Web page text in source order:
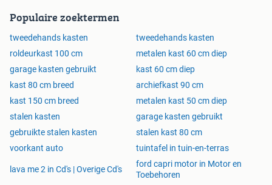
Populaire zoektermen
tweedehands kasten
tweedehands kasten
roldeurkast 100 cm
metalen kast 60 cm diep
garage kasten gebruikt
kast 60 cm diep
kast 80 cm breed
archiefkast 90 cm
kast 150 cm breed
metalen kast 50 cm diep
stalen kasten
garage kasten gebruikt
gebruikte stalen kasten
stalen kast 80 cm
voorkant auto
tuintafel in tuin-en-terras
lava me 2 in Cd's | Overige Cd's
ford capri motor in Motor en
Toebehoren